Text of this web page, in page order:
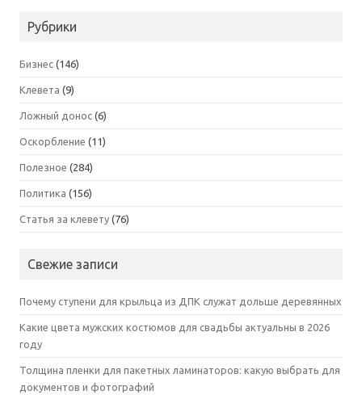
Рубрики
Бизнес (146)
Клевета (9)
Ложный донос (6)
Оскорбление (11)
Полезное (284)
Политика (156)
Статья за клевету (76)
Свежие записи
Почему ступени для крыльца из ДПК служат дольше деревянных
Какие цвета мужских костюмов для свадьбы актуальны в 2026
году
Толщина пленки для пакетных ламинаторов: какую выбрать для
документов и фотографий